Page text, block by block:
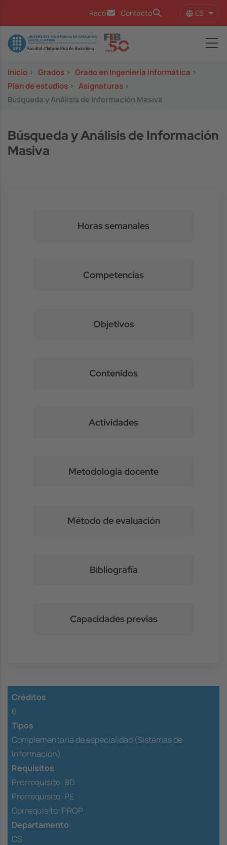
Racó Contacto ES
Image
Inicio > Grados > Grado en Ingeniería informática >
Plan de estudios > Asignaturas >
Búsqueda y Análisis de Información Masiva
Búsqueda y Análisis de Información
Masiva
Horas semanales
Competencias
Objetivos
Contenidos
Actividades
Metodología docente
Método de evaluación
Bibliografía
Capacidades previas
Créditos
6
Tipos
Complementaria de especialidad (Sistemas de
Información)
Requisitos
Prerrequisito: BD
Prerrequisito: PE
Correquisito: PROP
Departamento
CS